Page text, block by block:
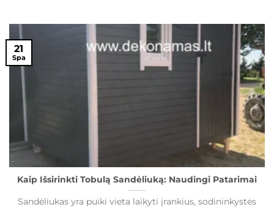
Kaip Išsirinkti Tobulą Sandėliuką: Naudingi Patarimai
Sandėliukas yra puiki vieta laikyti įrankius, sodininkystės
21
Spa